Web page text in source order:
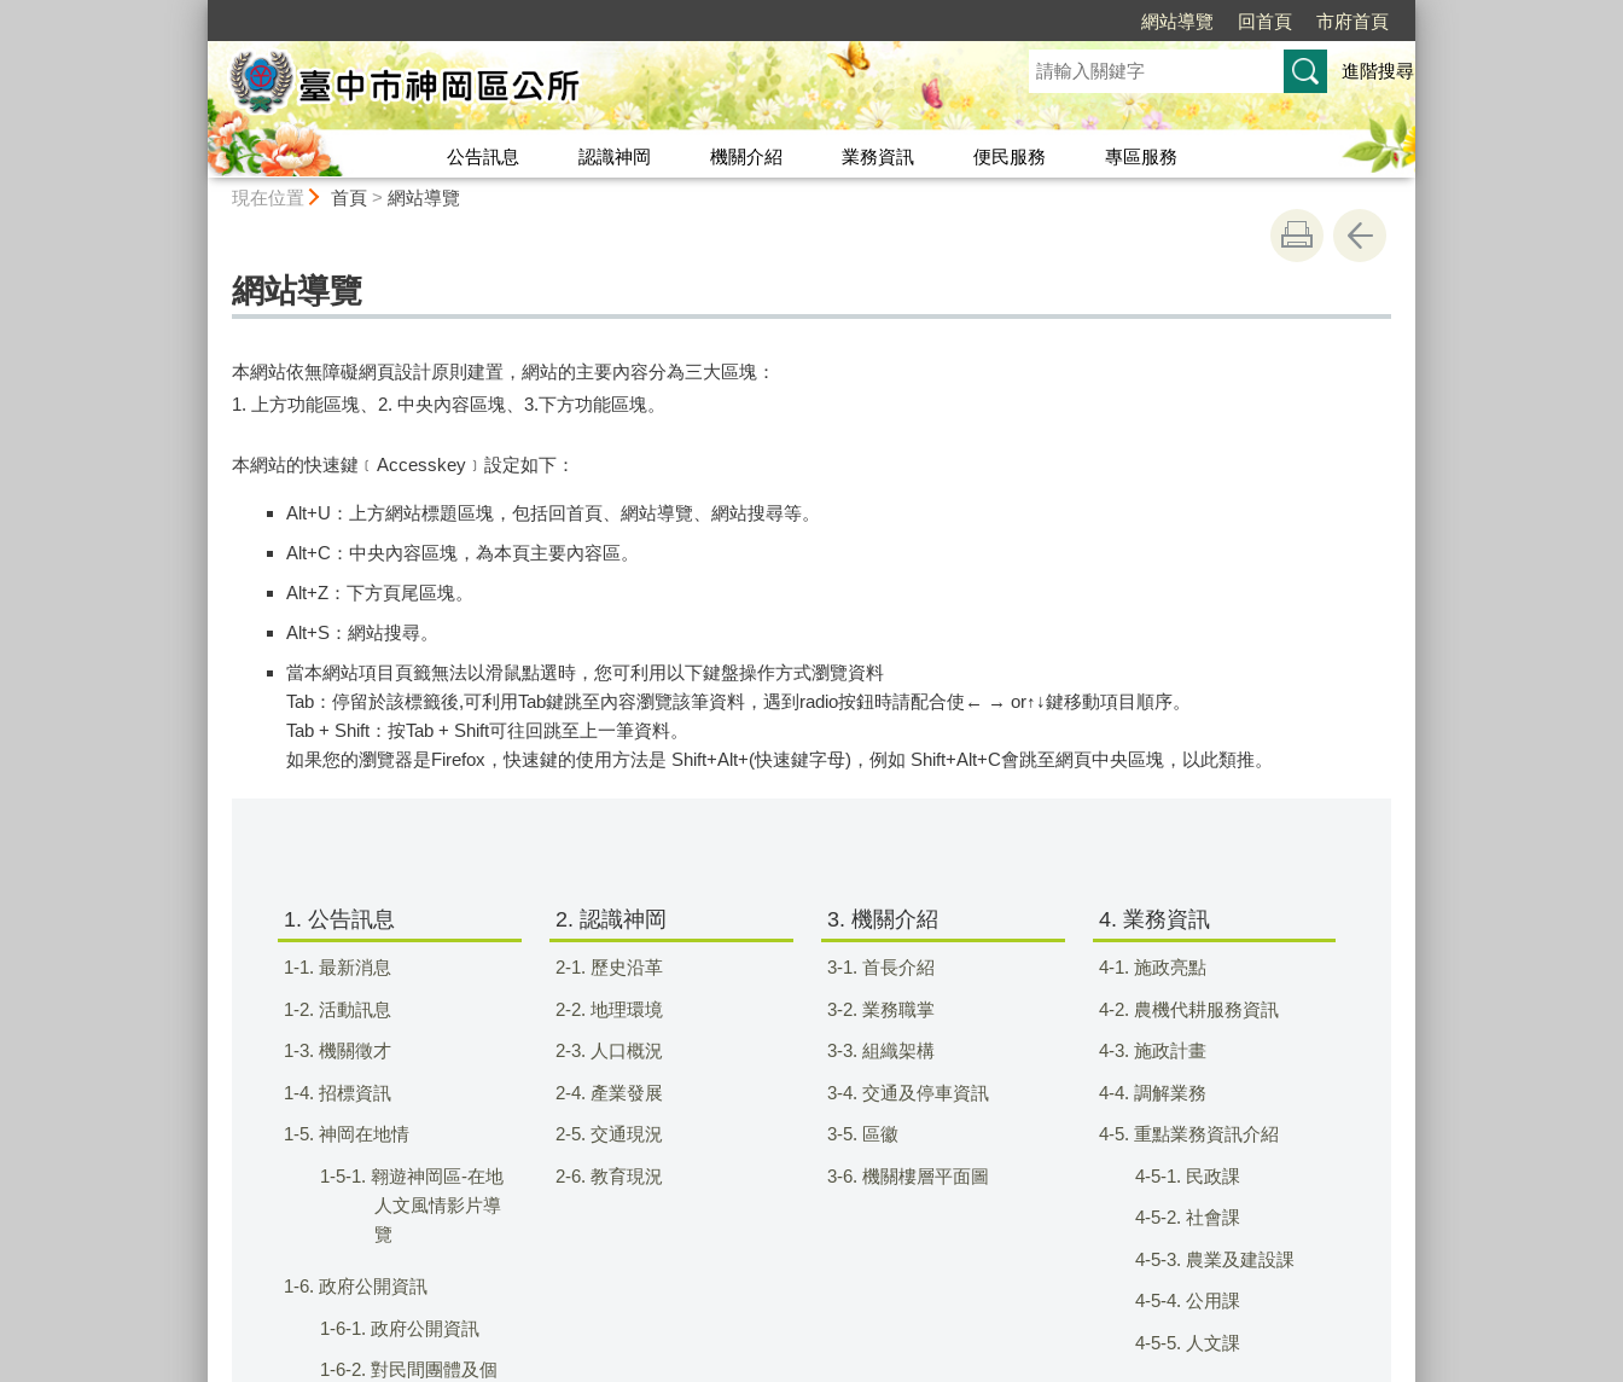
網站導覽 回首頁 市府首頁
進階搜尋
公告訊息 認識神岡 機關介紹 業務資訊 便民服務
專區服務
現在位置 首頁> 網站導覽
網站導覽
本網站依無障礙網頁設計原則建置，網站的主要內容分為三大區塊：
1. 上方功能區塊、2. 中央內容區塊、3.下方功能區塊。
本網站的快速鍵﹝Accesskey﹞設定如下：
Alt+U：上方網站標題區塊，包括回首頁、網站導覽、網站搜尋等。
Alt+C：中央內容區塊，為本頁主要內容區。
Alt+Z：下方頁尾區塊。
Alt+S：網站搜尋。
當本網站項目頁籤無法以滑鼠點選時，您可利用以下鍵盤操作方式瀏覽資料
Tab：停留於該標籤後,可利用Tab鍵跳至內容瀏覽該筆資料，遇到radio按鈕時請配合使← → or↑↓鍵移動項目順序。
Tab + Shift：按Tab + Shift可往回跳至上一筆資料。
如果您的瀏覽器是Firefox，快速鍵的使用方法是 Shift+Alt+(快速鍵字母)，例如 Shift+Alt+C會跳至網頁中央區塊，以此類推。
1. 公告訊息
1-1. 最新消息
1-2. 活動訊息
1-3. 機關徵才
1-4. 招標資訊
1-5. 神岡在地情
1-5-1. 翱遊神岡區-在地
人文風情影片導
覽
1-6. 政府公開資訊
1-6-1. 政府公開資訊
1-6-2. 對民間團體及個
2. 認識神岡
2-1. 歷史沿革
2-2. 地理環境
2-3. 人口概況
2-4. 產業發展
2-5. 交通現況
2-6. 教育現況
3. 機關介紹
3-1. 首長介紹
3-2. 業務職掌
3-3. 組織架構
3-4. 交通及停車資訊
3-5. 區徽
3-6. 機關樓層平面圖
4. 業務資訊
4-1. 施政亮點
4-2. 農機代耕服務資訊
4-3. 施政計畫
4-4. 調解業務
4-5. 重點業務資訊介紹
4-5-1. 民政課
4-5-2. 社會課
4-5-3. 農業及建設課
4-5-4. 公用課
4-5-5. 人文課